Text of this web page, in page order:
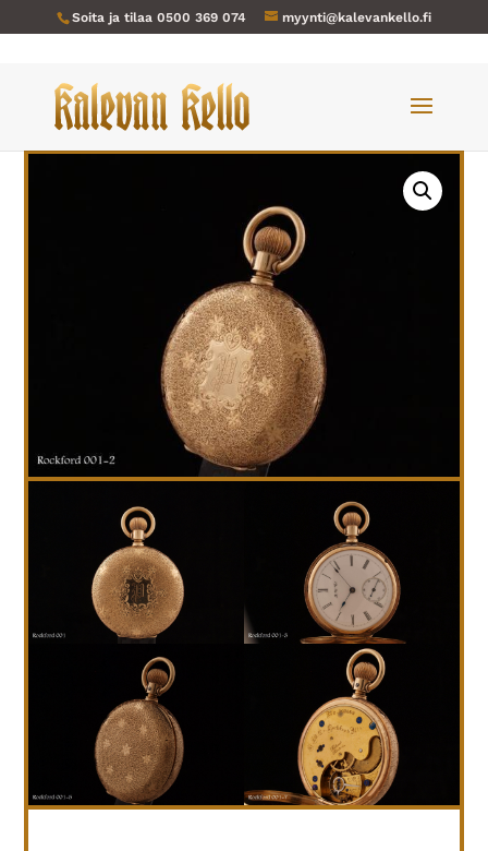
Soita ja tilaa 0500 369 074 myynti@kalevankello.fi
Verkkokauppa/Taskukellot/ Rockford-001 kultakello